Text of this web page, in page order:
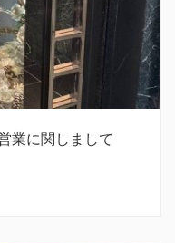
業に関しまして